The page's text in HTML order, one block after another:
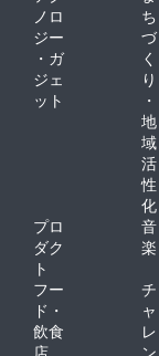
ノロ
ジー
・ガ
ジェ
ット
ち
づ
く
り
・
地
域
活
性
化
プロ
ダク
ト
音
楽
フー
ド・
飲食
店
チ
ャ
レ
ン